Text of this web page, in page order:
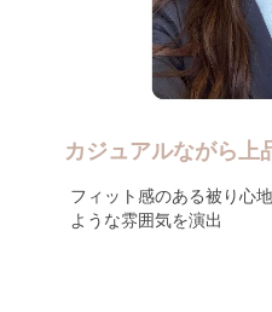
カジュアルながら上
フィット感のある被り心
ような雰囲気を演出